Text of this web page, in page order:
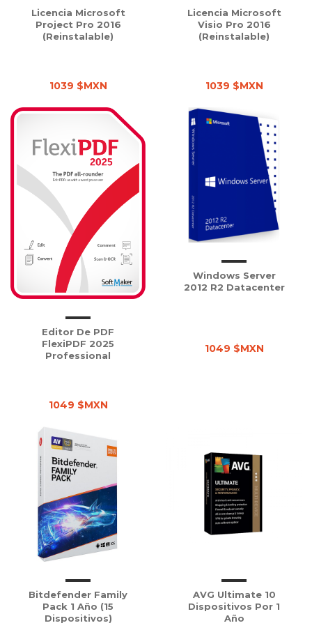
Licencia Microsoft
Project Pro 2016
(Reinstalable)
1039 $MXN
Licencia Microsoft
Visio Pro 2016
(Reinstalable)
1039 $MXN
Editor De PDF
FlexiPDF 2025
Professional
1049 $MXN
Windows Server
2012 R2 Datacenter
1049 $MXN
Bitdefender Family
Pack 1 Año (15
Dispositivos)
AVG Ultimate 10
Dispositivos Por 1
Año